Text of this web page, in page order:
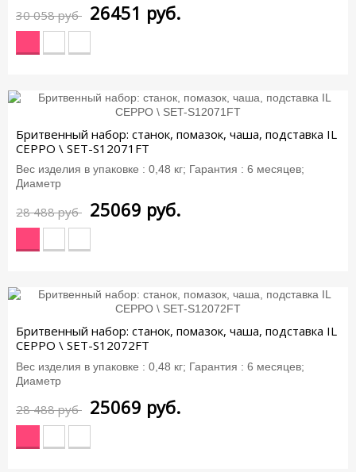
30 058 руб 26451 руб.
Бритвенный набор: станок, помазок, чаша, подставка IL
CEPPO \ SET-S12071FT
Вес изделия в упаковке : 0,48 кг; Гарантия : 6 месяцев;
Диаметр
28 488 руб 25069 руб.
Бритвенный набор: станок, помазок, чаша, подставка IL
CEPPO \ SET-S12072FT
Вес изделия в упаковке : 0,48 кг; Гарантия : 6 месяцев;
Диаметр
28 488 руб 25069 руб.